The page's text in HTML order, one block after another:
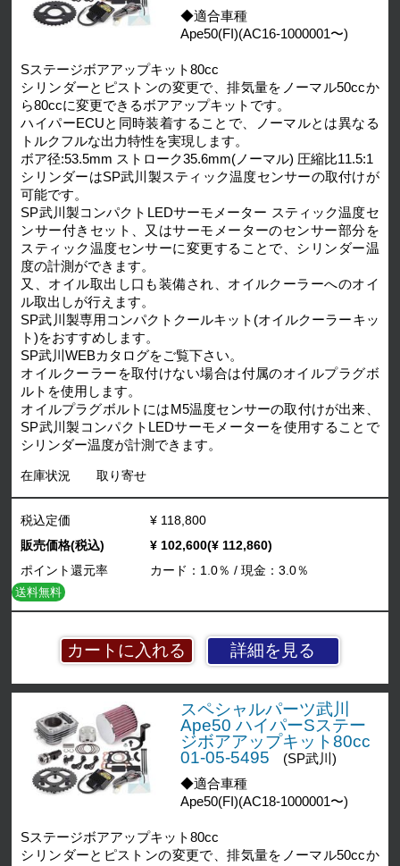
◆適合車種
Ape50(FI)(AC16-1000001〜)
Sステージボアアップキット80cc
シリンダーとピストンの変更で、排気量をノーマル50ccか
ら80ccに変更できるボアアップキットです。
ハイパーECUと同時装着することで、ノーマルとは異なる
トルクフルな出力特性を実現します。
ボア径:53.5mm ストローク35.6mm(ノーマル) 圧縮比11.5:1
シリンダーはSP武川製スティック温度センサーの取付けが
可能です。
SP武川製コンパクトLEDサーモメーター スティック温度セ
ンサー付きセット、又はサーモメーターのセンサー部分を
スティック温度センサーに変更することで、シリンダー温
度の計測ができます。
又、オイル取出し口も装備され、オイルクーラーへのオイ
ル取出しが行えます。
SP武川製専用コンパクトクールキット(オイルクーラーキッ
ト)をおすすめします。
SP武川WEBカタログをご覧下さい。
オイルクーラーを取付けない場合は付属のオイルプラグボ
ルトを使用します。
オイルプラグボルトにはM5温度センサーの取付けが出来、
SP武川製コンパクトLEDサーモメーターを使用することで
シリンダー温度が計測できます。
在庫状況 取り寄せ
詳細を見る
税込定価
¥ 118,800
販売価格(税込)
¥ 102,600(¥ 112,860)
ポイント還元率
カード：1.0％ / 現金：3.0％
送料無料
スペシャルパーツ武川
Ape50 ハイパーSステー
ジボアアップキット80cc
01-05-5495
(SP武川)
◆適合車種
Ape50(FI)(AC18-1000001〜)
Sステージボアアップキット80cc
シリンダーとピストンの変更で、排気量をノーマル50ccか